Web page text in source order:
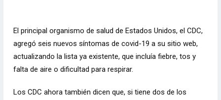
El principal organismo de salud de Estados Unidos, el CDC,
agregó seis nuevos síntomas de covid-19 a su sitio web,
actualizando la lista ya existente, que incluía fiebre, tos y
falta de aire o dificultad para respirar.
Los CDC ahora también dicen que, si tiene dos de los